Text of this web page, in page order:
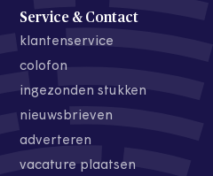
Service & Contact
klantenservice
colofon
ingezonden stukken
nieuwsbrieven
adverteren
vacature plaatsen